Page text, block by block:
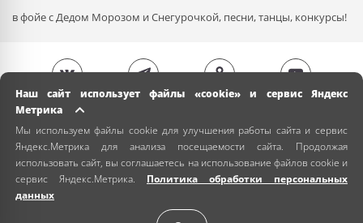
в фойе с Дедом Морозом и Снегурочкой, песни, танцы, конкурсы!
Наш сайт использует файлы «cookie» и сервис Яндекс
Метрика
Мы используем файлы cookie для улучшения работы сайта и сервис
Яндекс.Метрика для анализа посещаемости сайта. Продолжая
использовать сайт, вы соглашаетесь на использование файлов cookie и
сервис Яндекс.Метрика. Политика обработки персональных
данных